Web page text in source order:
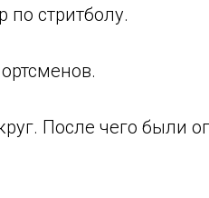
по стритболу.
После чего были